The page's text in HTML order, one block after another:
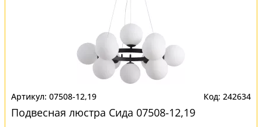
07508-12,19 242634
Подвесная люстра Сида 07508-12,19